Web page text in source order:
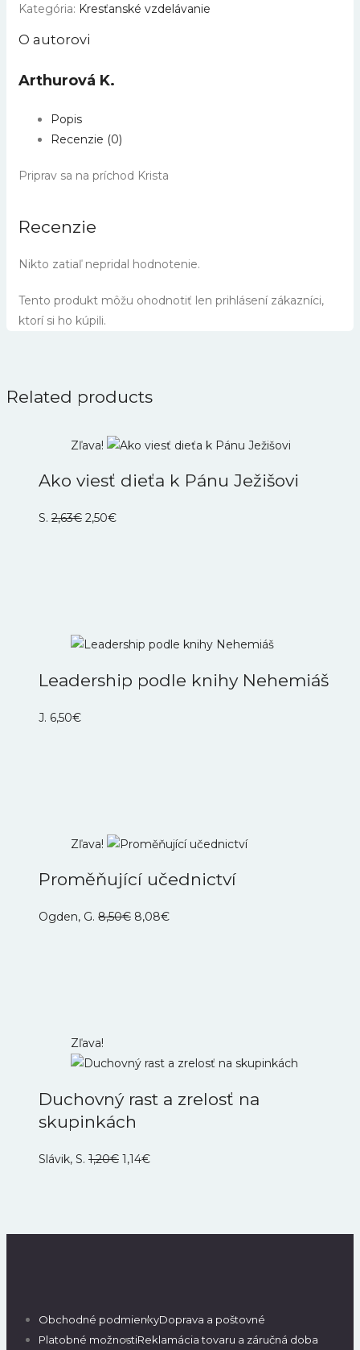
Krok
za
Kategória: Kresťanské vzdelávanie
O autorovi
Arthurová K.
Popis
Recenzie (0)
Priprav sa na príchod Krista
Recenzie
Nikto zatiaľ nepridal hodnotenie.
Tento produkt môžu ohodnotiť len prihlásení zákazníci,
ktorí si ho kúpili.
Related products
Zľava!
Ako viesť dieťa k Pánu Ježišovi
S. 2,63€ Pôvodná
2,50€Aktuálna
Leadership podle knihy Nehemiáš
J. 6,50€
Zľava!
Proměňující učednictví
Ogden, G. 8,50€ Pôvodná
8,08€Aktuálna
Zľava!
Duchovný rast a zrelosť na
skupinkách
Slávik, S. 1,20€ Pôvodná
1,14€Aktuálna
Obchodné podmienkyDoprava a poštovné
Platobné možnostiReklamácia tovaru a záručná doba